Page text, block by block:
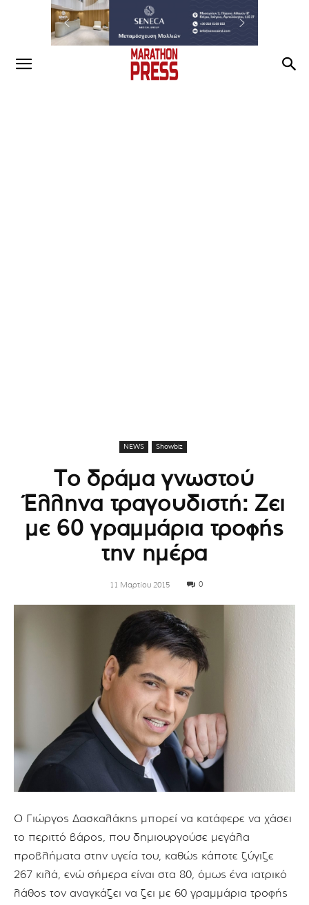
NEWS Showbiz
Το δράμα γνωστού
Έλληνα τραγουδιστή: Ζει
με 60 γραμμάρια τροφής
την ημέρα
11 Μαρτίου 2015 0
Ο Γιώργος Δασκαλάκης μπορεί να κατάφερε να χάσει
το περιττό βάρος, που δημιουργούσε μεγάλα
προβλήματα στην υγεία του, καθώς κάποτε ζύγιζε
267 κιλά, ενώ σήμερα είναι στα 80, όμως ένα ιατρικό
λάθος τον αναγκάζει να ζει με 60 γραμμάρια τροφής